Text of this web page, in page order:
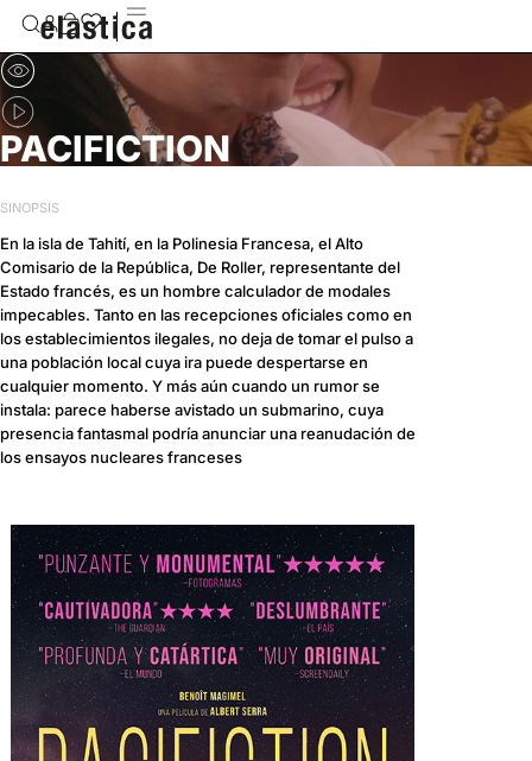
PACIFICTION
SINOPSIS
En la isla de Tahití, en la Polinesia Francesa, el Alto
Comisario de la República, De Roller, representante del
Estado francés, es un hombre calculador de modales
impecables. Tanto en las recepciones oficiales como en
los establecimientos ilegales, no deja de tomar el pulso a
una población local cuya ira puede despertarse en
cualquier momento. Y más aún cuando un rumor se
instala: parece haberse avistado un submarino, cuya
presencia fantasmal podría anunciar una reanudación de
los ensayos nucleares franceses